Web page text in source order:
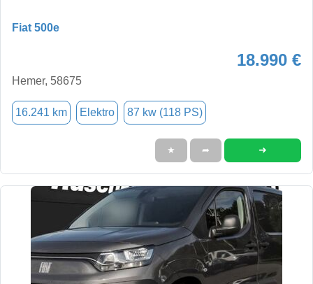
Fiat 500e
18.990 €
Hemer, 58675
16.241 km Elektro 87 kw (118 PS)
★ ➦ ➜